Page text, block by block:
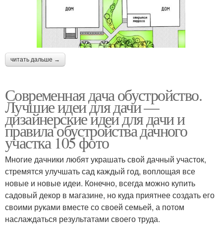
читать дальше →
Современная дача обустройство.
Лучшие идеи для дачи —
дизайнерские идеи для дачи и
правила обустройства дачного
участка 105 фото
Многие дачники любят украшать свой дачный участок,
стремятся улучшать сад каждый год, воплощая все
новые и новые идеи. Конечно, всегда можно купить
садовый декор в магазине, но куда приятнее создать его
своими руками вместе со своей семьей, а потом
наслаждаться результатами своего труда.